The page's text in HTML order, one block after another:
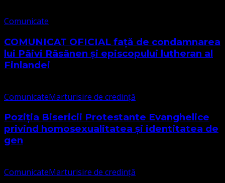
Comunicate
COMUNICAT OFICIAL față de condamnarea
lui Päivi Räsänen și episcopului lutheran al
Finlandei
ComunicateMarturisire de credință
Poziția Bisericii Protestante Evanghelice
privind homosexualitatea și identitatea de
gen
ComunicateMarturisire de credință